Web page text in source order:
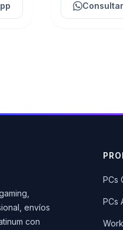
Consultar
envíos
con
PCs
PCs